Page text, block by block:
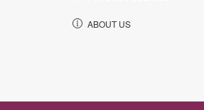
ABOUT US